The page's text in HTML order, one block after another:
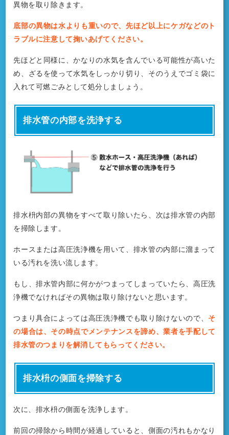
異物を取り除きます。
底部の異物は水よりも重いので、先ほど以上にケガなどのト
ラブルに注意して掬いあげてください。
先ほどと同様に、かなりの水気を含んでいる可能性が高いた
め、ざるを使って水気をしっかり切り、そのうえでゴミ袋に
入れて可燃ごみとして処分しましょう。
排水管の内部を洗浄する
排水枡内部の異物をすべて取り除いたら、次は排水管の内部
を掃除します。
ホースまたは高圧洗浄機を用いて、排水管の内部に溜まって
いる汚れを洗い流します。
もし、排水管内部に何かがつまってしまっていたら、高圧洗
浄機でなければその異物は取り除けないと思います。
つまり具合によっては高圧洗浄機でも取り除けないので、 そ
の場合は、その時点でメンテナンスを諦め、業者を手配して
排水管のつまりを解消してもらってください。
排水枡の側面を掃除する
次に、排水枡の側面を洗浄します。
前回の掃除から時間が経過していると、側面の汚れもかなり